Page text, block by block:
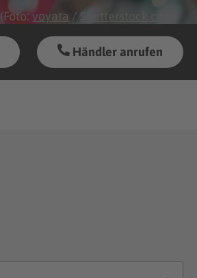
Händler anrufen
(Foto: voyata / Shutterstock.com